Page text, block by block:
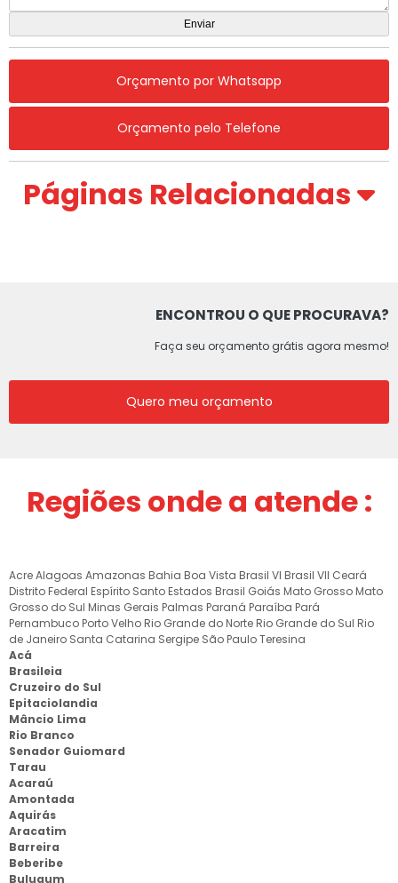
Orçamento por Whatsapp
Orçamento pelo Telefone
Páginas Relacionadas
ENCONTROU O QUE PROCURAVA?
Faça seu orçamento grátis agora mesmo!
Quero meu orçamento
Regiões onde a atende :
AcreAlagoas Amazonas Bahia Boa Vista Brasil VI Brasil VII Ceará
Distrito Federal Espírito Santo Estados Brasil Goiás Mato Grosso Mato
Grosso do Sul Minas Gerais Palmas Paraná Paraíba Pará
Pernambuco Porto Velho Rio Grande do Norte Rio Grande do Sul Rio
de Janeiro Santa Catarina Sergipe São PauloTeresina
Acá
Brasileia
Cruzeiro do Sul
Epitaciolandia
Mâncio Lima
Rio Branco
Senador Guiomard
Tarau
Acaraú
Amontada
Aquirás
Aracatim
Barreira
Beberibe
Bulugum